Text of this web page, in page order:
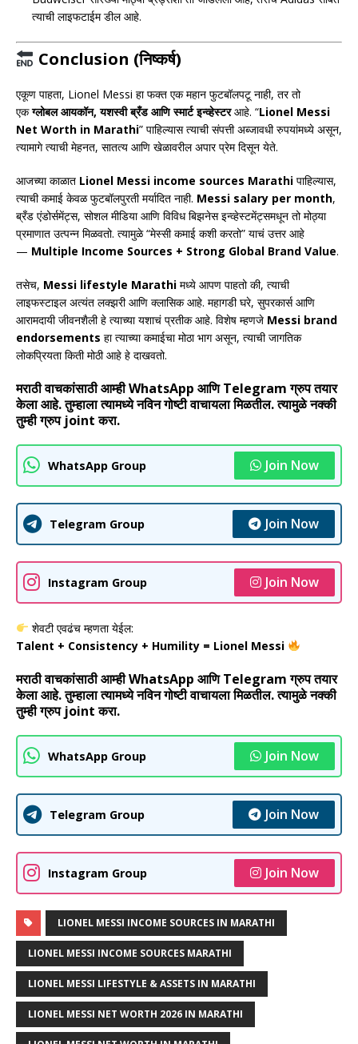
त्याची लाइफटाईम डील आहे.
Conclusion (निष्कर्ष)
एकूण पाहता, Lionel Messi हा फक्त एक महान फुटबॉलपटू नाही, तर तो
एकग्लोबल आयकॉन, यशस्वी ब्रँड आणि स्मार्ट इन्व्हेस्टरआहे. “Lionel Messi
Net Worth in Marathi” पाहिल्यास त्याची संपत्ती अब्जावधी रुपयांमध्ये असून,
त्यामागे त्याची मेहनत, सातत्य आणि खेळावरील अपार प्रेम दिसून येते.
आजच्या काळात Lionel Messi income sources Marathi पाहिल्यास,
त्याची कमाई केवळ फुटबॉलपुरती मर्यादित नाही. Messi salary per month,
ब्रँड एंडोर्समेंट्स, सोशल मीडिया आणि विविध बिझनेस इन्व्हेस्टमेंट्समधून तो मोठ्या
प्रमाणात उत्पन्न मिळवतो. त्यामुळे “मेस्सी कमाई कशी करतो” याचं उत्तर आहे
— Multiple Income Sources + Strong Global Brand Value.
तसेच, Messi lifestyle Marathi मध्ये आपण पाहतो की, त्याची
लाइफस्टाइल अत्यंत लक्झरी आणि क्लासिक आहे. महागडी घरे, सुपरकार्स आणि
आरामदायी जीवनशैली हे त्याच्या यशाचं प्रतीक आहे. विशेष म्हणजे Messi brand
endorsements हा त्याच्या कमाईचा मोठा भाग असून, त्याची जागतिक
लोकप्रियता किती मोठी आहे हे दाखवतो.
मराठी वाचकांसाठी आम्ही WhatsApp आणि Telegram ग्रुप तयार
केला आहे. तुम्हाला त्यामध्ये नविन गोष्टी वाचायला मिळतील. त्यामुळे नक्की
तुम्ही ग्रुप joint करा.
WhatsApp Group Join Now
Telegram Group Join Now
Instagram Group Join Now
शेवटी एवढंच म्हणता येईल:
Talent + Consistency + Humility = Lionel Messi
मराठी वाचकांसाठी आम्ही WhatsApp आणि Telegram ग्रुप तयार
केला आहे. तुम्हाला त्यामध्ये नविन गोष्टी वाचायला मिळतील. त्यामुळे नक्की
तुम्ही ग्रुप joint करा.
WhatsApp Group Join Now
Telegram Group Join Now
Instagram Group Join Now
LIONEL MESSI INCOME SOURCES IN MARATHI
LIONEL MESSI INCOME SOURCES MARATHI
LIONEL MESSI LIFESTYLE & ASSETS IN MARATHI
LIONEL MESSI NET WORTH 2026 IN MARATHI